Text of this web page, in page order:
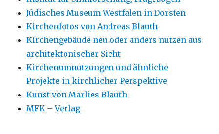
Jüdisches Museum Westfalen in Dorsten
Kirchenfotos von Andreas Blauth
Kirchengebäude neu oder anders nutzen aus
architektonischer Sicht
Kirchenumnutzungen und ähnliche
Projekte in kirchlicher Perspektive
Kunst von Marlies Blauth
MFK – Verlag